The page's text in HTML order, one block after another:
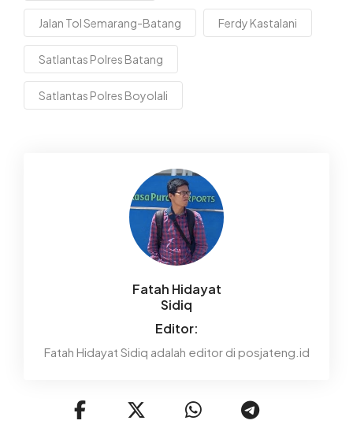
Jalan Tol Semarang-Batang Ferdy Kastalani
Satlantas Polres Batang
Satlantas Polres Boyolali
Fatah Hidayat
Sidiq
Editor:
Fatah Hidayat Sidiq adalah editor di posjateng.id